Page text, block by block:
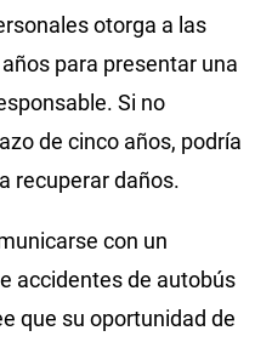
otorga a las
para presentar una
Si no
de cinco años, podría
recuperar daños.
con un
accidentes de autobús
que su oportunidad de